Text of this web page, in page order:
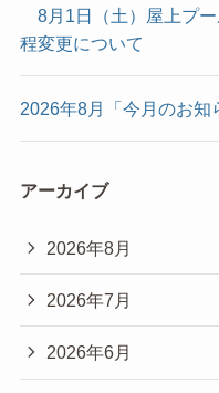
8月1日（土）屋上プー
程変更について
2026年8月「今月のお知
アーカイブ
2026年8月
2026年7月
2026年6月